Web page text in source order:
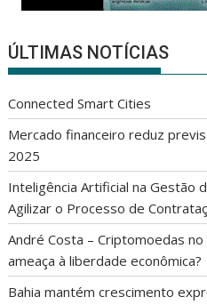
ÚLTIMAS NOTÍCIAS
Connected Smart Cities
Mercado financeiro reduz
2025
Inteligência Artificial na Gestão
Agilizar o Processo de
André Costa – Criptomoedas
ameaça à liberdade econômica?
Bahia mantém crescimento